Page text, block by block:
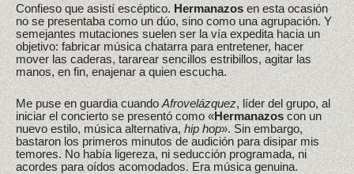
Confieso que asistí escéptico.Hermanazosen esta ocasión
no se presentaba como un dúo, sino como una agrupación. Y
semejantes mutaciones suelen ser la vía expedita hacia un
objetivo: fabricar música chatarra para entretener, hacer
mover las caderas, tararear sencillos estribillos, agitar las
manos, en fin, enajenar a quien escucha.
Me puse en guardia cuandoAfrovelázquez, líder del grupo, al
iniciar el concierto se presentó como «Hermanazoscon un
nuevo estilo, música alternativa, hip hop». Sin embargo,
bastaron los primeros minutos de audición para disipar mis
temores. No había ligereza, ni seducción programada, ni
acordes para oídos acomodados. Era música genuina.